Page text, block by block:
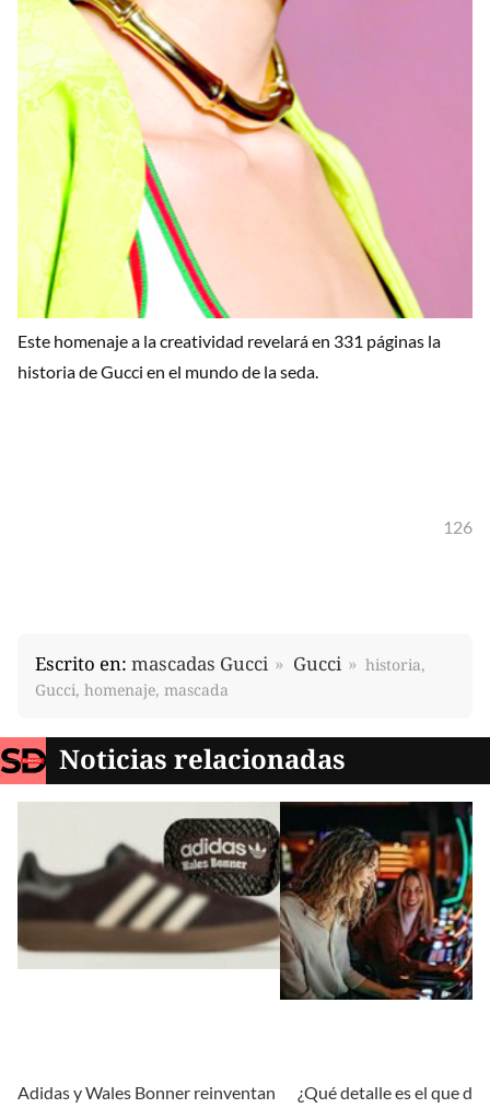
Este homenaje a la creatividad revelará en 331 páginas la
historia de Gucci en el mundo de la seda.
126
Escrito en: mascadas Gucci Gucci
historia,
Gucci, homenaje, mascada
Noticias relacionadas
Adidas y Wales Bonner reinventan
¿Qué detalle es el que